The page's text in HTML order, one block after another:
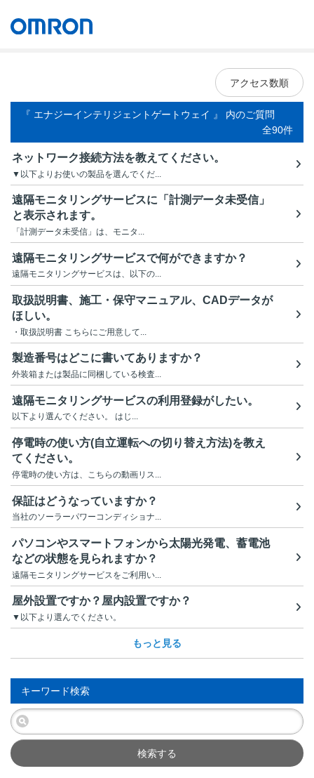
アクセス数順
『 エナジーインテリジェントゲートウェイ 』 内のご質問
全90件
ネットワーク接続方法を教えてください。
▼以下よりお使いの製品を選んでくだ...
遠隔モニタリングサービスに「計測データ未受信」
と表示されます。
「計測データ未受信」は、モニタ...
遠隔モニタリングサービスで何ができますか？
遠隔モニタリングサービスは、以下の...
取扱説明書、施工・保守マニュアル、CADデータが
ほしい。
・取扱説明書 こちらにご用意して...
製造番号はどこに書いてありますか？
外装箱または製品に同梱している検査...
遠隔モニタリングサービスの利用登録がしたい。
以下より選んでください。 はじ...
停電時の使い方(自立運転への切り替え方法)を教え
てください。
停電時の使い方は、こちらの動画リス...
保証はどうなっていますか？
当社のソーラーパワーコンディショナ...
パソコンやスマートフォンから太陽光発電、蓄電池
などの状態を見られますか？
遠隔モニタリングサービスをご利用い...
屋外設置ですか？屋内設置ですか？
▼以下より選んでください。
もっと見る
キーワード検索
検索する